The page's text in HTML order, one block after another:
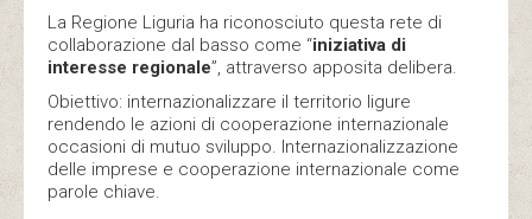
La Regione Liguria ha riconosciuto questa rete di
collaborazione dal basso come “iniziativa di
interesse regionale”, attraverso apposita delibera.
Obiettivo: internazionalizzare il territorio ligure
rendendo le azioni di cooperazione internazionale
occasioni di mutuo sviluppo. Internazionalizzazione
delle imprese e cooperazione internazionale come
parole chiave.